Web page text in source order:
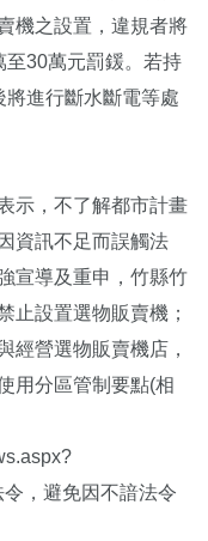
機之設置，違規者將
至30萬元罰鍰。若持
進行斷水斷電等處
示，不了解都市計畫
資訊不足而誤觸法
宣導及重申，竹縣竹
止設置選物販賣機；
經營選物販賣機店，
用分區管制要點(相
，避免因不諳法令